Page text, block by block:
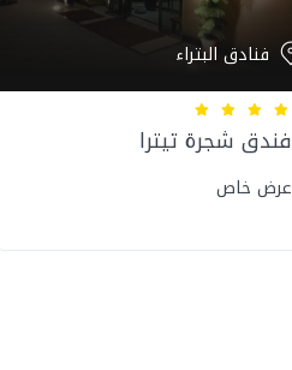
فنادق البتراء
فندق شجرة تيترا
عرض خاص